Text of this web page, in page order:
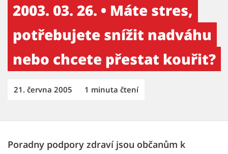
2003. 03. 26. • Máte stres,
potřebujete snížit nadváhu
nebo chcete přestat kouřit?
21. června 2005 1 minuta čtení
Poradny podpory zdraví jsou občanům k